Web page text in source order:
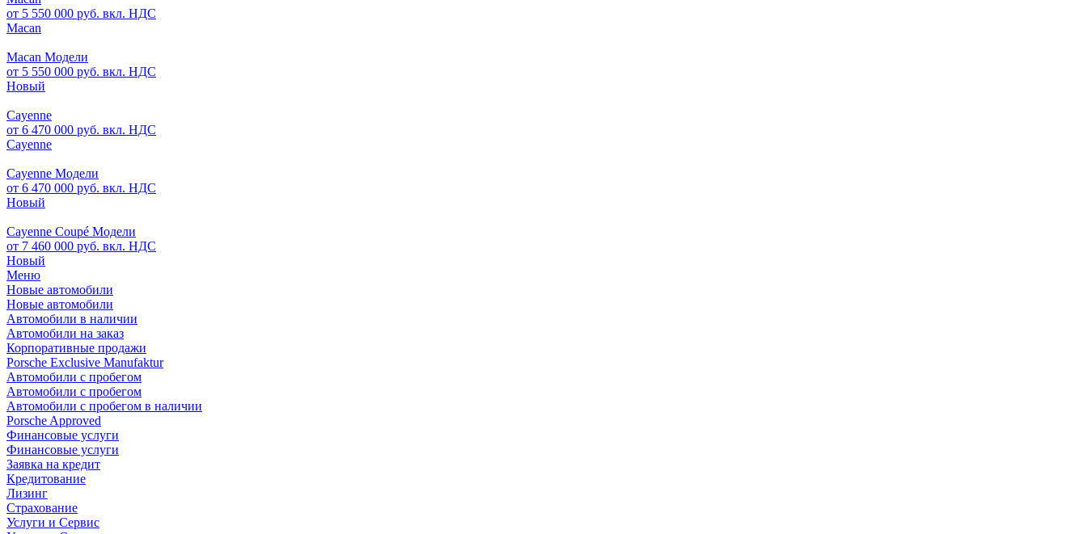
от 5 550 000 руб. вкл. НДС
Macan
Macan Модели
от 5 550 000 руб. вкл. НДС
Новый
Cayenne
от 6 470 000 руб. вкл. НДС
Cayenne
Cayenne Модели
от 6 470 000 руб. вкл. НДС
Новый
Cayenne Coupé Модели
от 7 460 000 руб. вкл. НДС
Новый
Меню
Новые автомобили
Новые автомобили
Автомобили в наличии
Автомобили на заказ
Корпоративные продажи
Porsche Exclusive Manufaktur
Автомобили с пробегом
Автомобили с пробегом
Автомобили с пробегом в наличии
Porsche Approved
Финансовые услуги
Финансовые услуги
Заявка на кредит
Кредитование
Лизинг
Страхование
Услуги и Сервис